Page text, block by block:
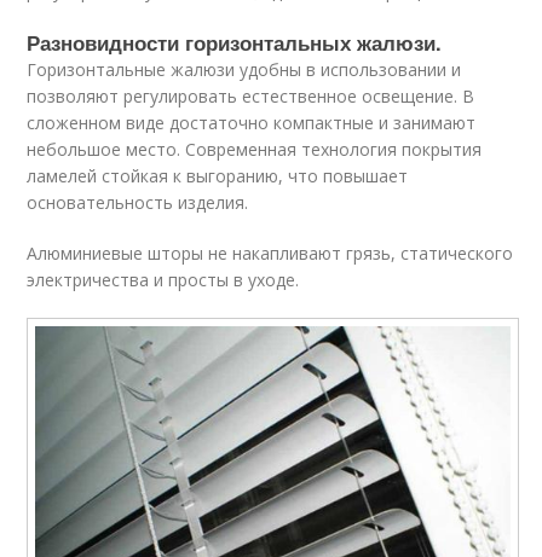
Разновидности горизонтальных жалюзи.
Горизонтальные жалюзи удобны в использовании и
позволяют регулировать естественное освещение. В
сложенном виде достаточно компактные и занимают
небольшое место. Современная технология покрытия
ламелей стойкая к выгоранию, что повышает
основательность изделия.
Алюминиевые шторы не накапливают грязь, статического
электричества и просты в уходе.